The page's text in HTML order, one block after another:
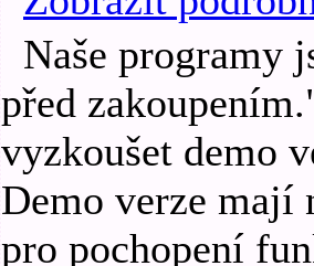
Naše programy
před
vyzkoušet demo
Demo verze mají
pro pochopení